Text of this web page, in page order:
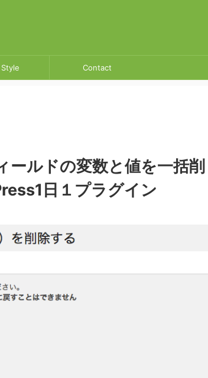
Contact
ルドの変数と値を一括削
日１プラグイン